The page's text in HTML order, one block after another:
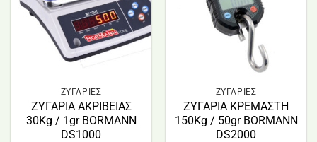
ΖΥΓΑΡΙΕΣ
ΖΥΓΑΡΙΑ ΑΚΡΙΒΕΙΑΣ
30Kg / 1gr BORMANN
DS1000
ΖΥΓΑΡΙΕΣ
ΖΥΓΑΡΙΑ ΚΡΕΜΑΣΤΗ
150Kg / 50gr BORMANN
DS2000